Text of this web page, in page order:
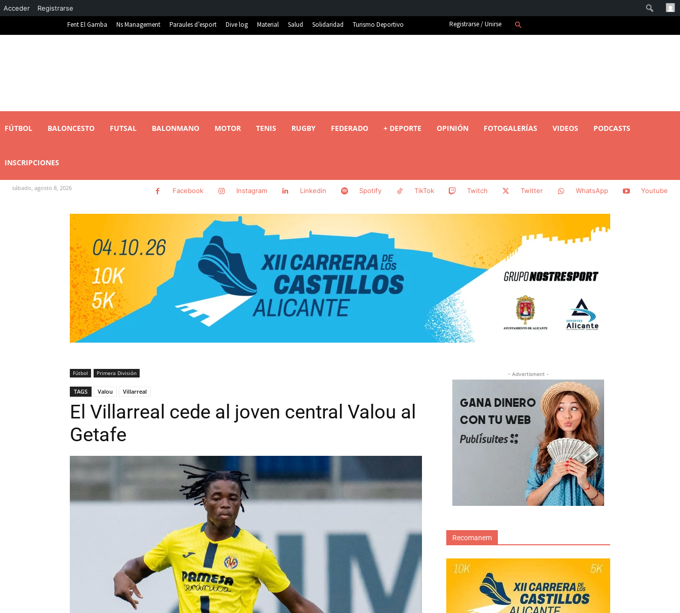
Fent El Gamba Ns Management Paraules d’esport Dive log Material Salud Solidaridad Turismo Deportivo Registrarse / Unirse
FÚTBOL BALONCESTO FUTSAL BALONMANO MOTOR TENIS RUGBY FEDERADO + DEPORTE OPINIÓN FOTOGALERÍAS VIDEOS PODCASTS
INSCRIPCIONES
sábado, agosto 8, 2026 Facebook Instagram Linkedin Spotify TikTok Twitch Twitter WhatsApp Youtube
Fútbol Primera División
TAGS Valou Villarreal
El Villarreal cede al joven central Valou al
Getafe
- Advertisment -
Recomanem
Acceder Registrarse Buscar